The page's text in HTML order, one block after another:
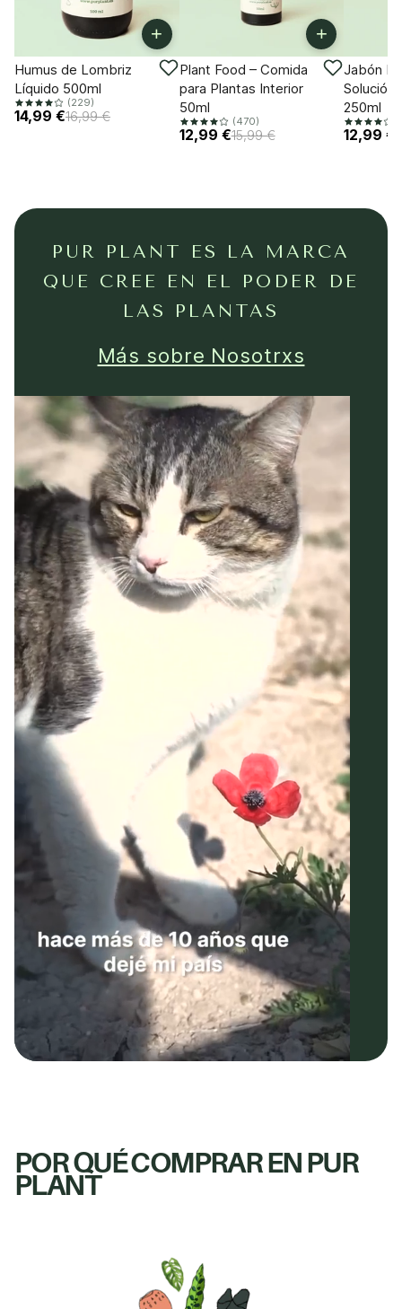
-11%
+
Humus de Lombriz
Líquido 500ml
(229)
14,99 €16,99 €
-18%
+
Plant Food – Comida
para Plantas Interior
50ml
(470)
12,99 €15,99 €
-18%
Jabón
Solución
250ml
12,99 €
PUR PLANT ES LA MARCA
QUE CREE EN EL PODER DE
LAS PLANTAS
Más sobre Nosotrxs
POR QUÉ COMPRAR EN PUR
PLANT